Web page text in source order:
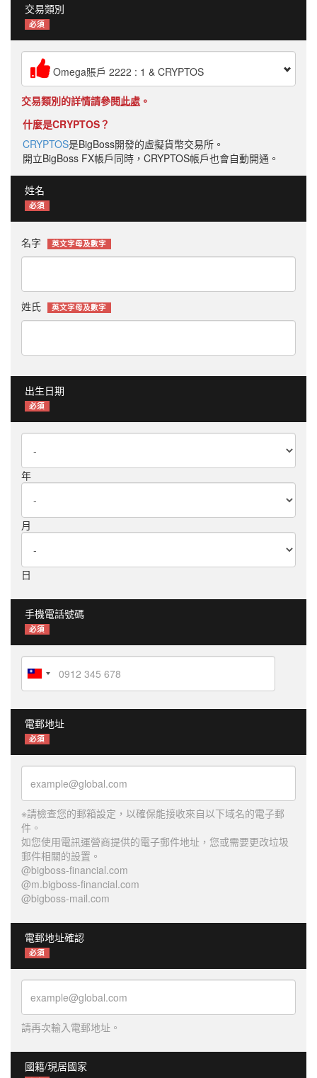
交易類別
必須
Omega賬戶 2222 : 1 & CRYPTOS
交易類別的詳情請參閱此處 。
什麼是CRYPTOS？
CRYPTOS是BigBoss開發的虛擬貨幣交易所。
開立BigBoss FX帳戶同時，CRYPTOS帳戶也會自動開通。
姓名
必須
名字 英文字母及數字
姓氏 英文字母及數字
出生日期
必須
年
月
日
手機電話號碼
必須
電郵地址
必須
※請檢查您的郵箱設定，以確保能接收來自以下域名的電子郵
件。
如您使用電訊運營商提供的電子郵件地址，您或需要更改垃圾
郵件相關的設置。
@bigboss-financial.com
@m.bigboss-financial.com
@bigboss-mail.com
電郵地址確認
必須
請再次輸入電郵地址。
國籍/現居國家